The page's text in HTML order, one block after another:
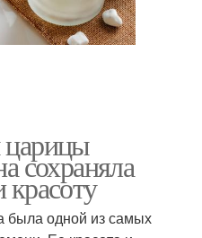
царицы
сохраняла
была одной из самых